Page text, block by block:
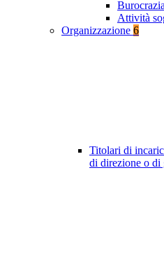
Attività
Organizzazione 6
Titolari di
di direzione o di